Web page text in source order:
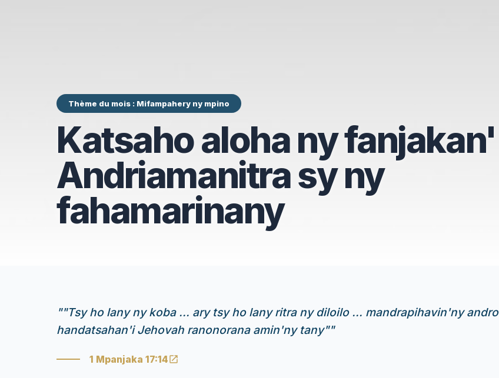
Thème du mois : Mifampahery ny mpino
Katsaho aloha ny fanjakan'
Andriamanitra sy ny
fahamarinany
""Tsy ho lany ny koba ... ary tsy ho lany ritra ny diloilo ... mandrapihavin'ny andro
handatsahan'i Jehovah ranonorana amin'ny tany""
1 Mpanjaka 17:14